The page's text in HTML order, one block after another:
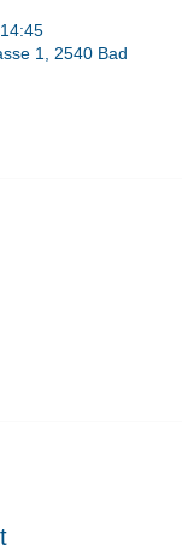
1, 2540 Bad